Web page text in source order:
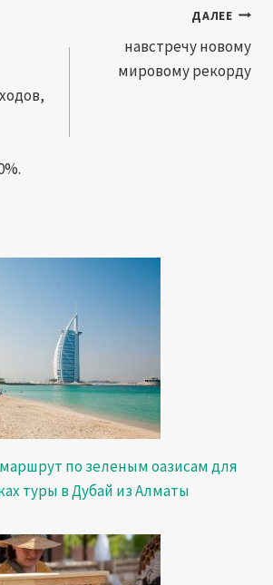
ДАЛЕЕ
навстречу новому
мировому рекорду
по зеленым оазисам для
туры в Дубай из Алматы